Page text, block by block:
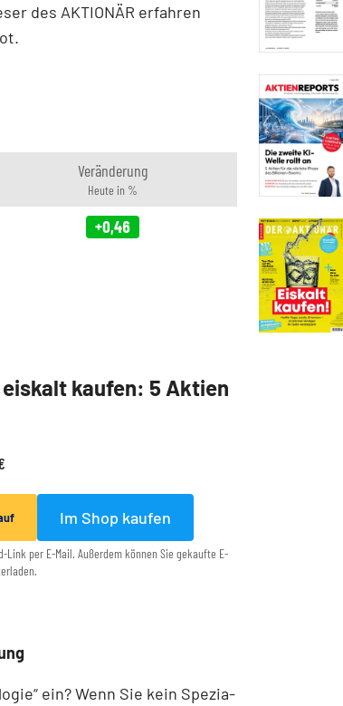
des AKTIONÄR erfahren
Veränderung
Heute in %
+0,46
eiskalt kaufen: 5 Aktien
Im Shop kaufen
Link per E-Mail. Außerdem können Sie gekaufte E-
ein? Wenn Sie kein Spezia­